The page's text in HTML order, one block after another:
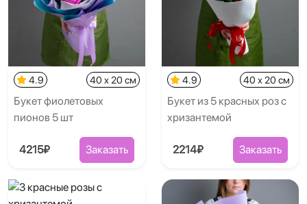
4.9 40 x 20 см
Букет фиолетовых
пионов 5 шт
4215₽ Заказать
4.9 40 x 20 см
Букет из 5 красных роз с
хризантемой
2214₽ Заказать